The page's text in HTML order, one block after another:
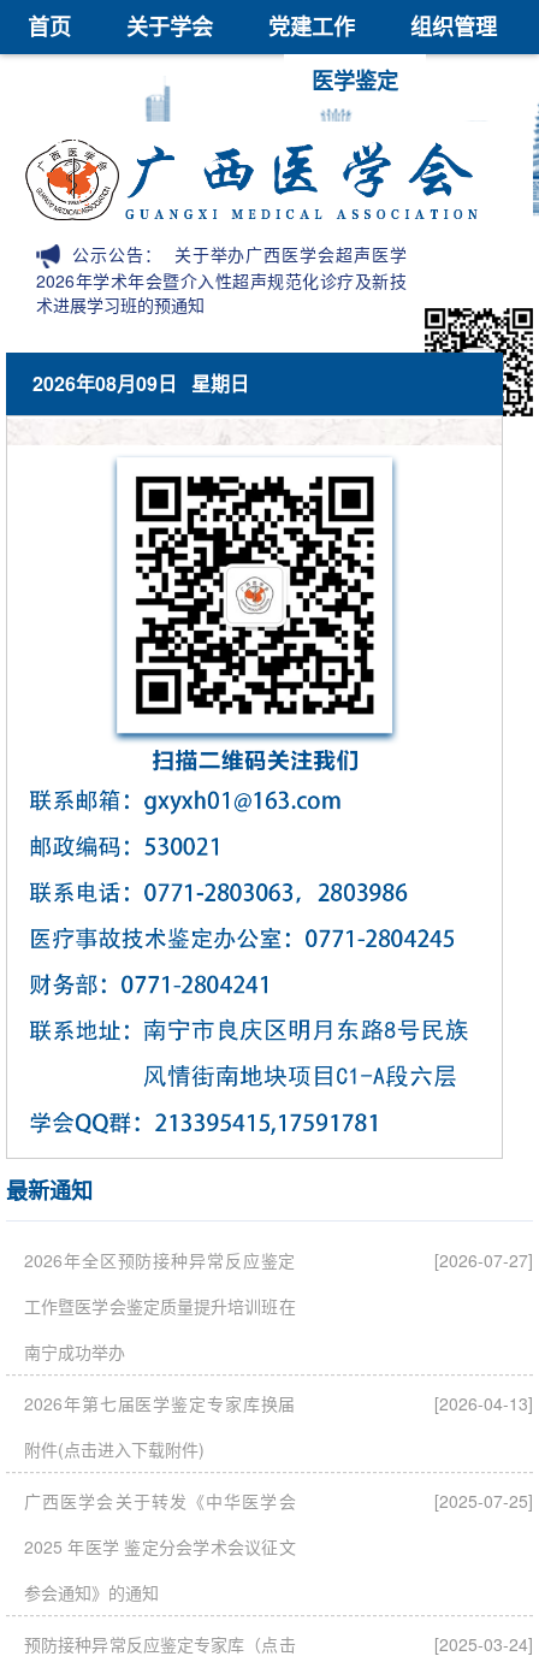
首页 关于学会 党建工作
组织管理
继续教育
医学鉴定
医学科技奖
信息公开
公示公告： 关于举办广西医学会超声医学
2026年学术年会暨介入性超声规范化诊疗及新技
术进展学习班的预通知
2026年08月09日 星期日
最新通知
2026年全区预防接种异常反应鉴定
工作暨医学会鉴定质量提升培训班在
南宁成功举办
[2026-07-27]
2026年第七届医学鉴定专家库换届
附件(点击进入下载附件)
[2026-04-13]
广西医学会关于转发《中华医学会
2025 年医学 鉴定分会学术会议征文
参会通知》的通知
[2025-07-25]
预防接种异常反应鉴定专家库（点击
[2025-03-24]